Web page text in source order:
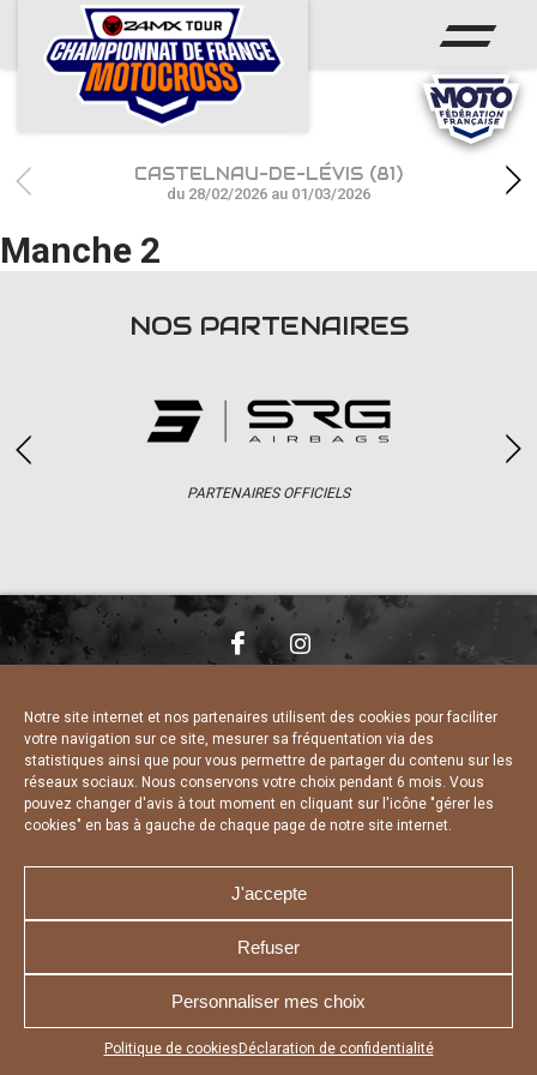
Notre site internet et nos partenaires utilisent des cookies pour faciliter
votre navigation sur ce site, mesurer sa fréquentation via des
statistiques ainsi que pour vous permettre de partager du contenu sur les
réseaux sociaux. Nous conservons votre choix pendant 6 mois. Vous
pouvez changer d'avis à tout moment en cliquant sur l'icône "gérer les
cookies" en bas à gauche de chaque page de notre site internet.
J'accepte
Refuser
Personnaliser mes choix
Politique de cookies Déclaration de confidentialité
Appuyez sur le bouton partager en bas de votre
ACCUEIL
ACTUS
CALENDRIER
RÉSULTATS
PHOTOS / WEB TV
CASTELNAU-DE-LÉVIS (81)
du 28/02/2026 au 01/03/2026
Manche 2
NOS PARTENAIRES
PARTENAIRES OFFICIELS
CHARTE DE CONFIDENTIALITÉ
DÉCLARATION DE CONFIDENTIALITÉ
POLITIQUE D’UTILISATION DES COOKIES
RÉALISÉ PAR L’AGENCE WEB A3 WEB